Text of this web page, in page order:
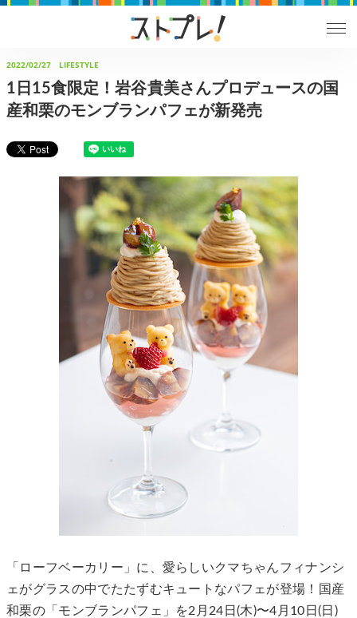
2022/02/27 LIFESTYLE
1日15食限定！岩谷貴美さんプロデュースの国
産和栗のモンブランパフェが新発売
「ローフベーカリー」に、愛らしいクマちゃんフィナンシ
ェがグラスの中でたたずむキュートなパフェが登場！国産
和栗の「モンブランパフェ」を2月24日(木)〜4月10日(日)